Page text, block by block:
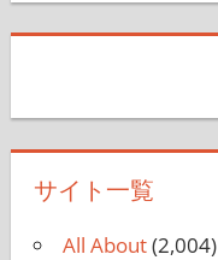
サイト一覧
All About(2,004)